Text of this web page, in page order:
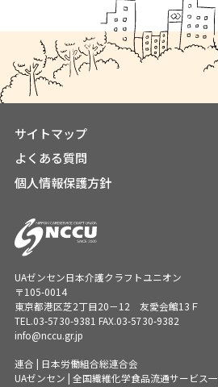
サイトマップ
よくある質問
個人情報保護方針
UAゼンセン日本介護クラフトユニオン
〒105-0014
東京都港区芝2丁目20－12 友愛会館13Ｆ
TEL.03-5730-9381 FAX.03-5730-9382
info@nccu.gr.jp
連合 | 日本労働組合総連合会
UAゼンセン | 全国繊維化学食品流通サービス